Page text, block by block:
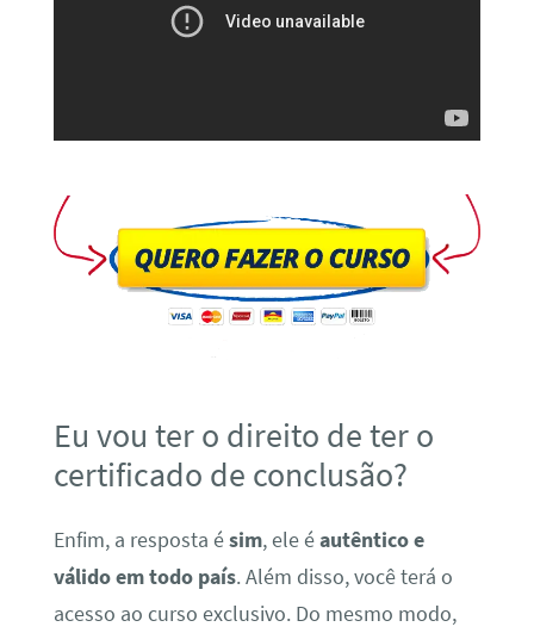
Eu vou ter o direito de ter o
certificado de conclusão?
Enfim, a resposta ésim, ele éautêntico e
válido em todo país. Além disso, você terá o
acesso ao curso exclusivo. Do mesmo modo,